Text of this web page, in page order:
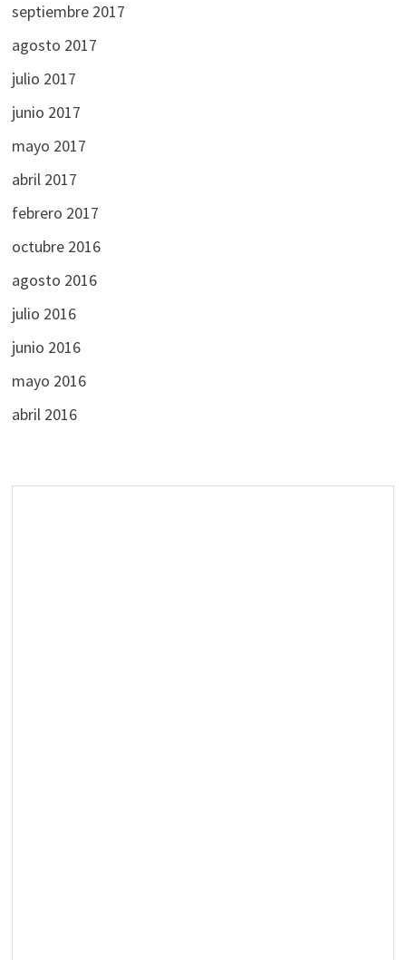
septiembre 2017
agosto 2017
julio 2017
junio 2017
mayo 2017
abril 2017
febrero 2017
octubre 2016
agosto 2016
julio 2016
junio 2016
mayo 2016
abril 2016